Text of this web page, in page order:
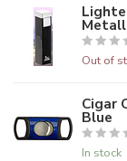
Out of
Cigar
Blue
In stock